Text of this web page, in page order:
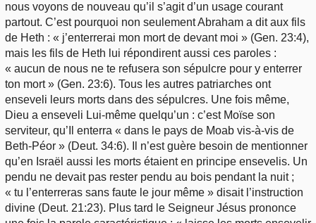
nous voyons de nouveau qu’il s’agit d’un usage courant
partout. C’est pourquoi non seulement Abraham a dit aux fils
de Heth : « j’enterrerai mon mort de devant moi » (Gen. 23:4),
mais les fils de Heth lui répondirent aussi ces paroles :
« aucun de nous ne te refusera son sépulcre pour y enterrer
ton mort » (Gen. 23:6). Tous les autres patriarches ont
enseveli leurs morts dans des sépulcres. Une fois même,
Dieu a enseveli Lui-même quelqu’un : c’est Moïse son
serviteur, qu’Il enterra « dans le pays de Moab vis-à-vis de
Beth-Péor » (Deut. 34:6). Il n’est guère besoin de mentionner
qu’en Israël aussi les morts étaient en principe ensevelis. Un
pendu ne devait pas rester pendu au bois pendant la nuit ;
« tu l’enterreras sans faute le jour même » disait l’instruction
divine (Deut. 21:23). Plus tard le Seigneur Jésus prononce